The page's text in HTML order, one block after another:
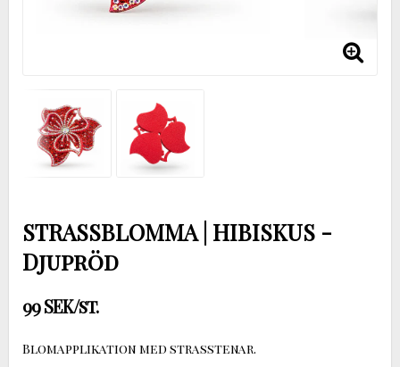
STRASSBLOMMA | HIBISKUS -
Djupröd
99 SEK/st.
Blomapplikation med strasstenar.